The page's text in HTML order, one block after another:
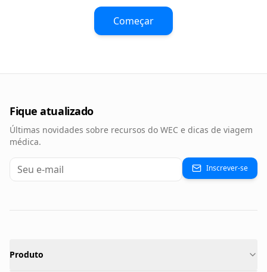
Começar
Fique atualizado
Últimas novidades sobre recursos do WEC e dicas de viagem
médica.
Inscrever-se
Produto